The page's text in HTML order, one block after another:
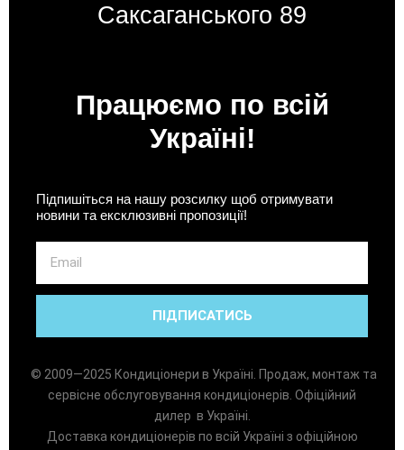
Саксаганського 89
Працюємо по всій
Україні!
Підпишіться на нашу розсилку щоб отримувати
новини та ексклюзивні пропозиції!
ПІДПИСАТИСЬ
© 2009—2025 Кондиціонери в Україні. Продаж, монтаж та
сервісне обслуговування кондиціонерів. Офіційний
дилер в Україні.
Доставка кондиціонерів по всій Україні з офіційною